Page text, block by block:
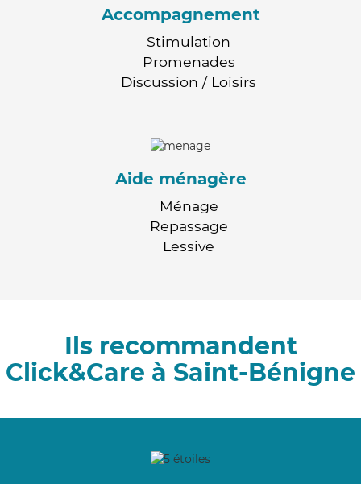
Accompagnement
Stimulation
Promenades
Discussion / Loisirs
Aide ménagère
Ménage
Repassage
Lessive
Ils recommandent
Click&Care à Saint-Bénigne